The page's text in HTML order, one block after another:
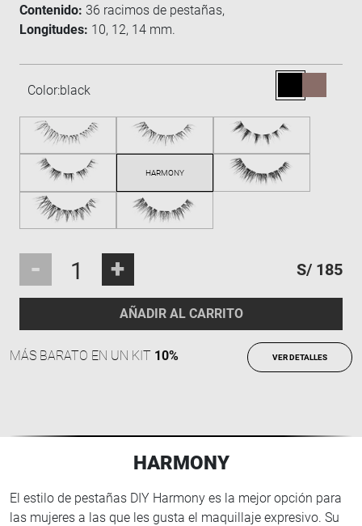
Contenido: 36 racimos de pestañas,
Longitudes: 10, 12, 14 mm.
Color:black
- + S/ 185
AÑADIR AL CARRITO
MÁS BARATO EN UN KIT 10% VER DETALLES
HARMONY
El estilo de pestañas DIY Harmony es la mejor opción para
las mujeres a las que les gusta el maquillaje expresivo. Su